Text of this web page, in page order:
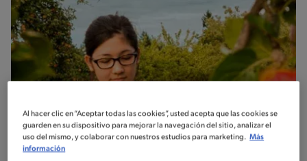
Al hacer clic en “Aceptar todas las cookies”, usted acepta que las cookies se
guarden en su dispositivo para mejorar la navegación del sitio, analizar el
uso del mismo, y colaborar con nuestros estudios para marketing. Más
información